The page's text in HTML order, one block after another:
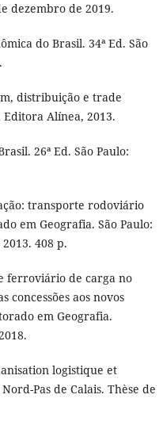
dezembro de 2019.
do Brasil. 34ª Ed. São
distribuição e trade
Editora Alínea, 2013.
26ª Ed. São Paulo:
transporte rodoviário
em Geografia. São Paulo:
408 p.
ferroviário de carga no
concessões aos novos
em Geografia.
logistique et
Pas de Calais. Thèse de